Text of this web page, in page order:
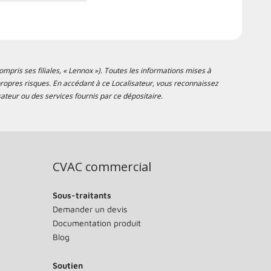
ses filiales, « Lennox »). Toutes les informations mises à
risques. En accédant à ce Localisateur, vous reconnaissez
ou des services fournis par ce dépositaire.
CVAC commercial
Sous-traitants
Demander un devis
Documentation produit
Blog
Soutien